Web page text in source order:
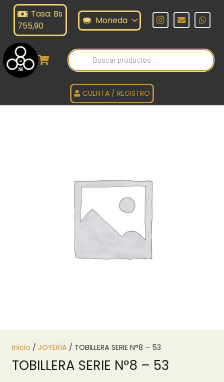
Tasa: Bs
755,90
Moneda
Búsqueda
de
productos
CUENTA / REGISTRO
Inicio / JOYERÍA / TOBILLERA SERIE N°8 – 53
TOBILLERA SERIE N°8 – 53